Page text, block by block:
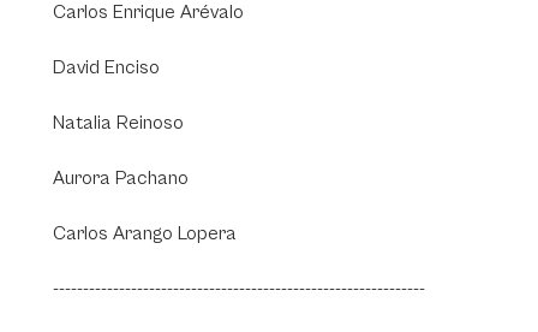
Carlos Enrique Arévalo
David Enciso
Natalia Reinoso
Aurora Pachano
Carlos Arango Lopera
--------------------------------------------------------------